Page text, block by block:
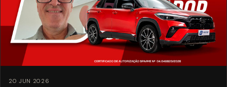
20 JUN 2026